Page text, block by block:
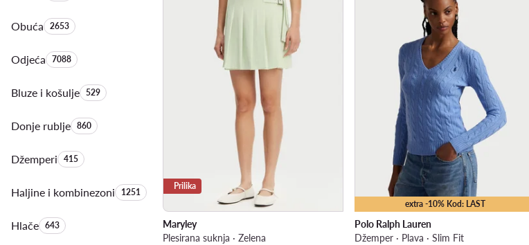
ObućaKoličina proizvoda:
2653
OdjećaKoličina proizvoda:
7088
Bluze i košuljeKoličina proizvoda:
529
Donje rubljeKoličina proizvoda:
860
DžemperiKoličina proizvoda:
415
Haljine i kombinezoniKoličina proizvoda:
1251
HlačeKoličina proizvoda:
643
Prilika
Maryley
Plesirana suknja · Zelena
extra -10% Kod: LAST
Polo Ralph Lauren
Džemper · Plava · Slim Fit